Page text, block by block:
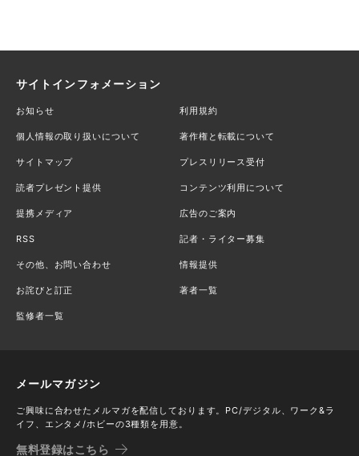
サイトインフォメーション
お知らせ 利用規約
個人情報の取り扱いについて 著作権と転載について
サイトマップ プレスリリース受付
読者プレゼント提供 コンテンツ利用について
提携メディア 広告のご案内
RSS 記者・ライター募集
その他、お問い合わせ 情報提供
お詫びと訂正 著者一覧
監修者一覧
メールマガジン
ご興味に合わせたメルマガを配信しております。PC/デジタル、ワーク&ラ
イフ、エンタメ/ホビーの3種類を用意。
無料登録はこちら